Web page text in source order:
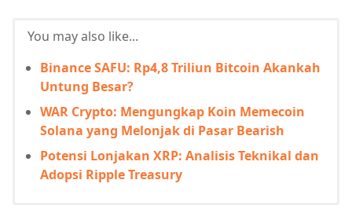
You may also like...
Binance SAFU: Rp4,8 Triliun Bitcoin Akankah
Untung Besar?
WAR Crypto: Mengungkap Koin Memecoin
Solana yang Melonjak di Pasar Bearish
Potensi Lonjakan XRP: Analisis Teknikal dan
Adopsi Ripple Treasury